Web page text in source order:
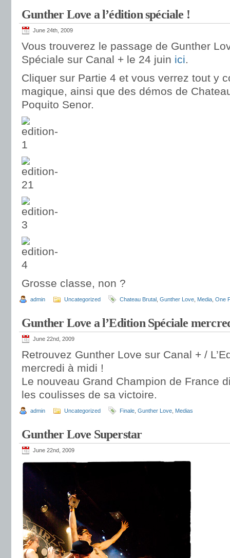
Gunther Love a l’édition spéciale !
June 24th, 2009
Vous trouverez le passage de Gunther
Spéciale sur Canal + le 24 juin ici.
Cliquer sur Partie 4 et vous verrez tout y
magique, ainsi que des démos de
Poquito Senor.
Grosse classe, non ?
admin Uncategorized Chateau Brutal Gunther Love Media One
Gunther Love a l’Edition Spéciale
June 22nd, 2009
Retrouvez Gunther Love sur Canal + /
mercredi à midi !
Le nouveau Grand Champion de France
les coulisses de sa victoire.
admin Uncategorized Finale Gunther Love Medias
Gunther Love Superstar
June 22nd, 2009